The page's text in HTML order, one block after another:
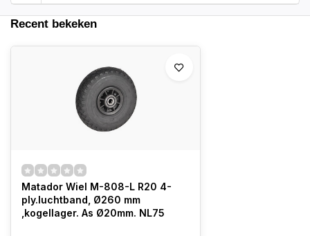
Recent bekeken
Matador Wiel M-808-L R20 4-
ply.luchtband, Ø260 mm
,kogellager. As Ø20mm. NL75